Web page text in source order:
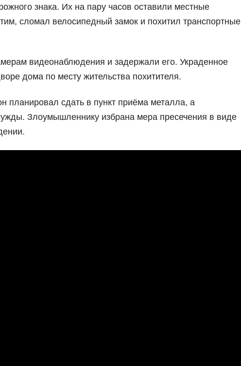
знака. Их на пару часов оставили местные
сломал велосипедный замок и похитил транспортные
видеонаблюдения и задержали его. Украденное
дома по месту жительства похитителя.
планировал сдать в пункт приёма металла, а
Злоумышленнику избрана мера пресечения в виде